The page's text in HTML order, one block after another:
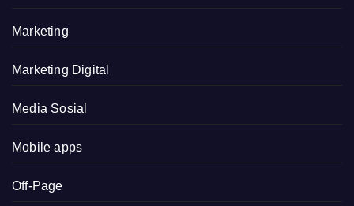
Marketing
Marketing Digital
Media Sosial
Mobile apps
Off-Page